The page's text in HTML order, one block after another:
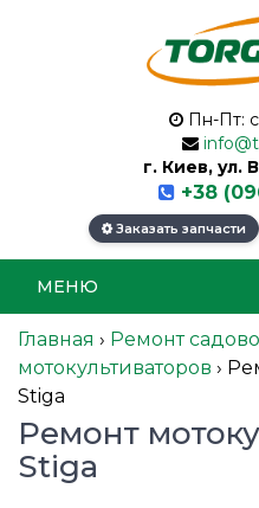
Пн-Пт: с
г. Киев, ул.
+38
Заказать запчасти
МЕНЮ
Главная › Ремонт
мотокультиваторов ›
Stiga
Ремонт
Stiga